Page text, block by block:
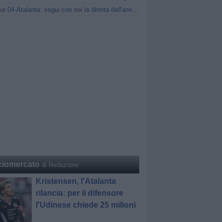
Schalke 04-Atalanta: segui con noi la diretta dell'amichevole
di Redazione
Kristensen, l'Atalanta
rilancia: per il difensore
l'Udinese chiede 25 milioni